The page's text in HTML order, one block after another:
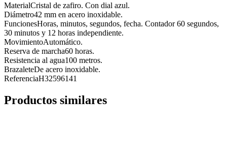
MaterialCristal de zafiro. Con dial azul.
Diámetro42 mm en acero inoxidable.
FuncionesHoras, minutos, segundos, fecha. Contador 60 segundos,
30 minutos y 12 horas independiente.
MovimientoAutomático.
Reserva de marcha60 horas.
Resistencia al agua100 metros.
BrazaleteDe acero inoxidable.
ReferenciaH32596141
Productos similares